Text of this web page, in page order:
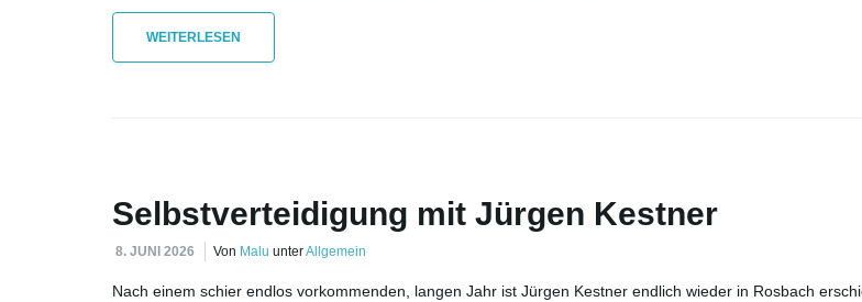
WEITERLESEN
Selbstverteidigung mit Jürgen Kestner
8. JUNI 2026 Von Malu unterAllgemein
Nach einem schier endlos vorkommenden, langen Jahr ist Jürgen Kestner endlich wieder in Rosbach